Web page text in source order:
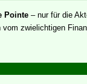
Pointe– nur für die
zwielichtigen